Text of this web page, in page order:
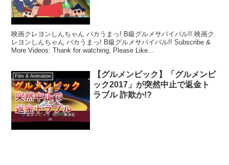
映画クレヨンしんちゃん バカうまっ! B級グルメサバイバル!! 映画ク
レヨンしんちゃん バカうまっ! B級グルメサバイバル!! Subscribe &
More Videos: Thank for watching, Please Like...
Film & Animation
【グルメンピック】「グルメンピ
ック2017」が突然中止で返金ト
ラブル 詐欺か!?